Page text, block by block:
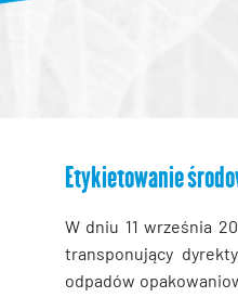
Etykietowanie
W dniu 11 września
transponujący
odpadów